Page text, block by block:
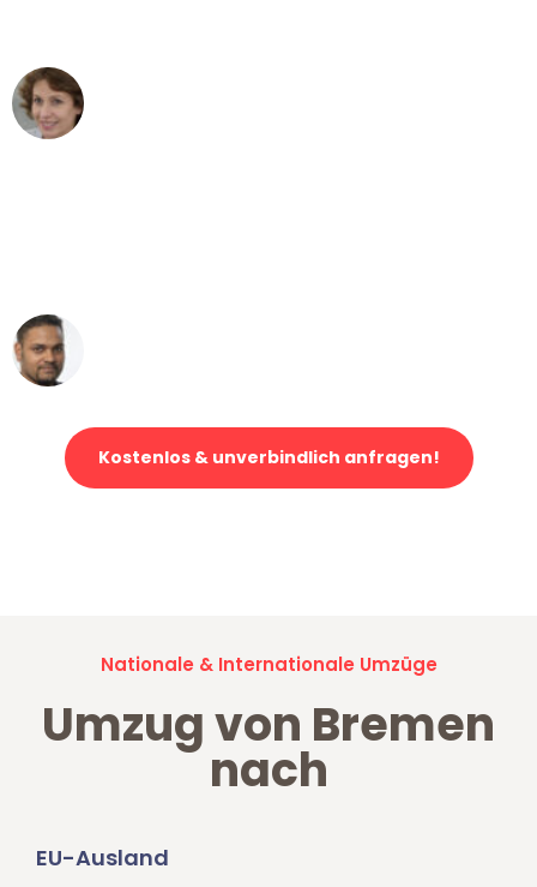
Kostenlos & unverbindlich anfragen!
Nationale & Internationale Umzüge
Umzug von Bremen
nach
EU-Ausland